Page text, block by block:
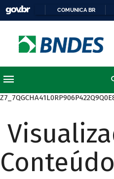
COMUNICA BR